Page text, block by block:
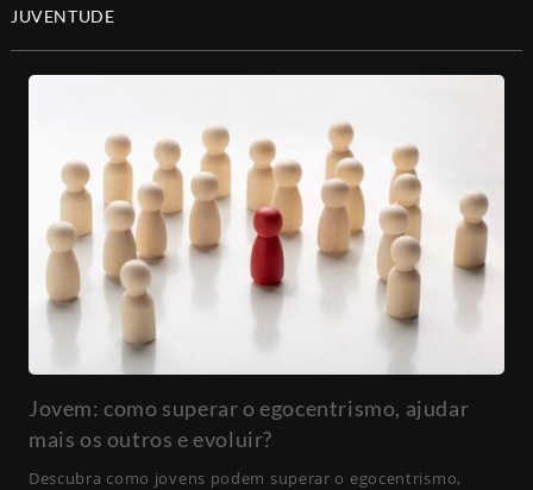
JUVENTUDE
Jovem: como superar o egocentrismo, ajudar
mais os outros e evoluir?
Descubra como jovens podem superar o egocentrismo,